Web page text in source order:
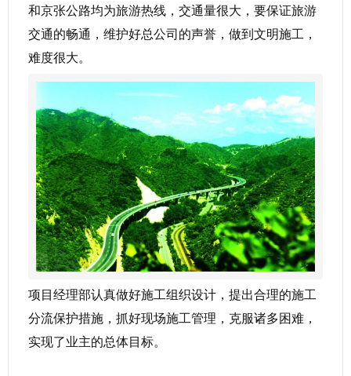
和京张公路均为旅游热线，交通量很大，要保证旅游
交通的畅通，维护好总公司的声誉，做到文明施工，
难度很大。
项目经理部认真做好施工组织设计，提出合理的施工
分流保护措施，抓好现场施工管理，克服诸多困难，
实现了业主的总体目标。